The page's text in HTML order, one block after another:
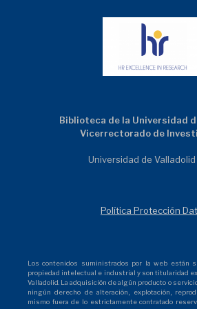
Biblioteca de la Universidad
Vicerrectorado de
Universidad de
Política Protección
Los contenidos suministrados por la web están
propiedad intelectual e industrial y son titularidad
Valladolid. La adquisición de algún producto o
ningún derecho de alteración, explotación,
mismo fuera de lo estrictamente contratado